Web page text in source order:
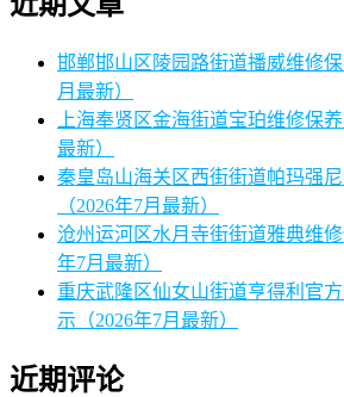
邯郸邯山区陵园路街道播威维修
月最新）
上海奉贤区金海街道宝珀维修保
最新）
秦皇岛山海关区西街街道帕玛强
（2026年7月最新）
沧州运河区水月寺街街道雅典维
年7月最新）
重庆武隆区仙女山街道亨得利官
示（2026年7月最新）
近期评论